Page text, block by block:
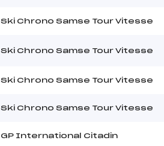
Ski Chrono Samse Tour Vitesse
Ski Chrono Samse Tour Vitesse
Ski Chrono Samse Tour Vitesse
Ski Chrono Samse Tour Vitesse
GP International Citadin